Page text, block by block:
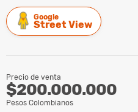
Google
Street View
Precio de venta
$200.000.000
Pesos Colombianos